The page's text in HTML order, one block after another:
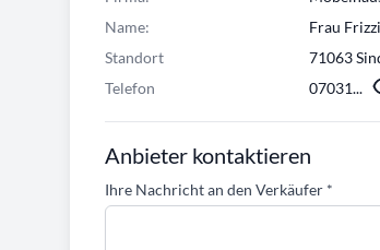
Name:
Frau
Standort
71063
Telefon
07031...
Anbieter kontaktieren
Ihre Nachricht an den Verkäufer *